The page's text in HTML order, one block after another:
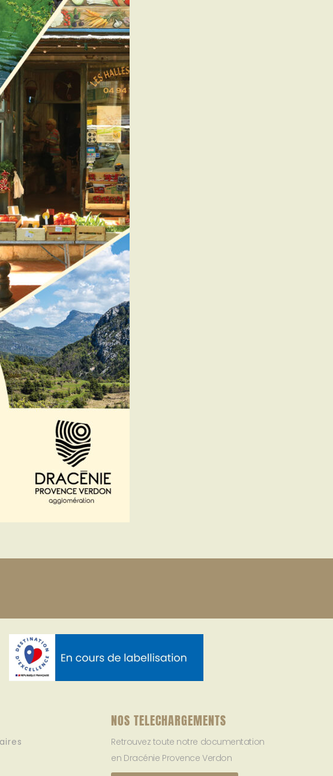
NOS TELECHARGEMENTS
Retrouvez toute notre documentation
en Dracénie Provence Verdon